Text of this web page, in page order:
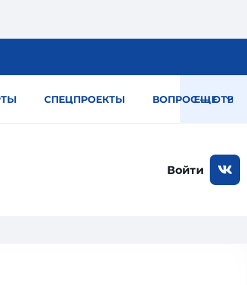
СПЕЦПРОЕКТЫ ВОПРОС — ОТВЕТ
ЕЩЕ
Войти